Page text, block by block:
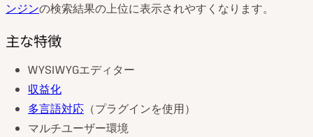
ンジンの検索結果の上位に表示されやすくなります。
主な特徴
WYSIWYGエディター
収益化
多言語対応 （プラグインを使用）
マルチユーザー環境